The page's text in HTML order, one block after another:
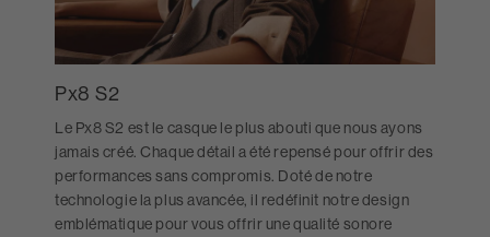
Px8 S2
Le Px8 S2 est le casque le plus abouti que nous ayons
jamais créé. Chaque détail a été repensé pour offrir des
performances sans compromis. Doté de notre
technologie la plus avancée, il redéfinit notre design
emblématique pour vous offrir une qualité sonore